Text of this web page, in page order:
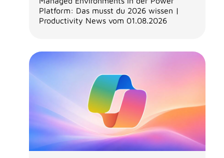
Platform: Das musst du 2026 wissen |
Productivity News vom 01.08.2026